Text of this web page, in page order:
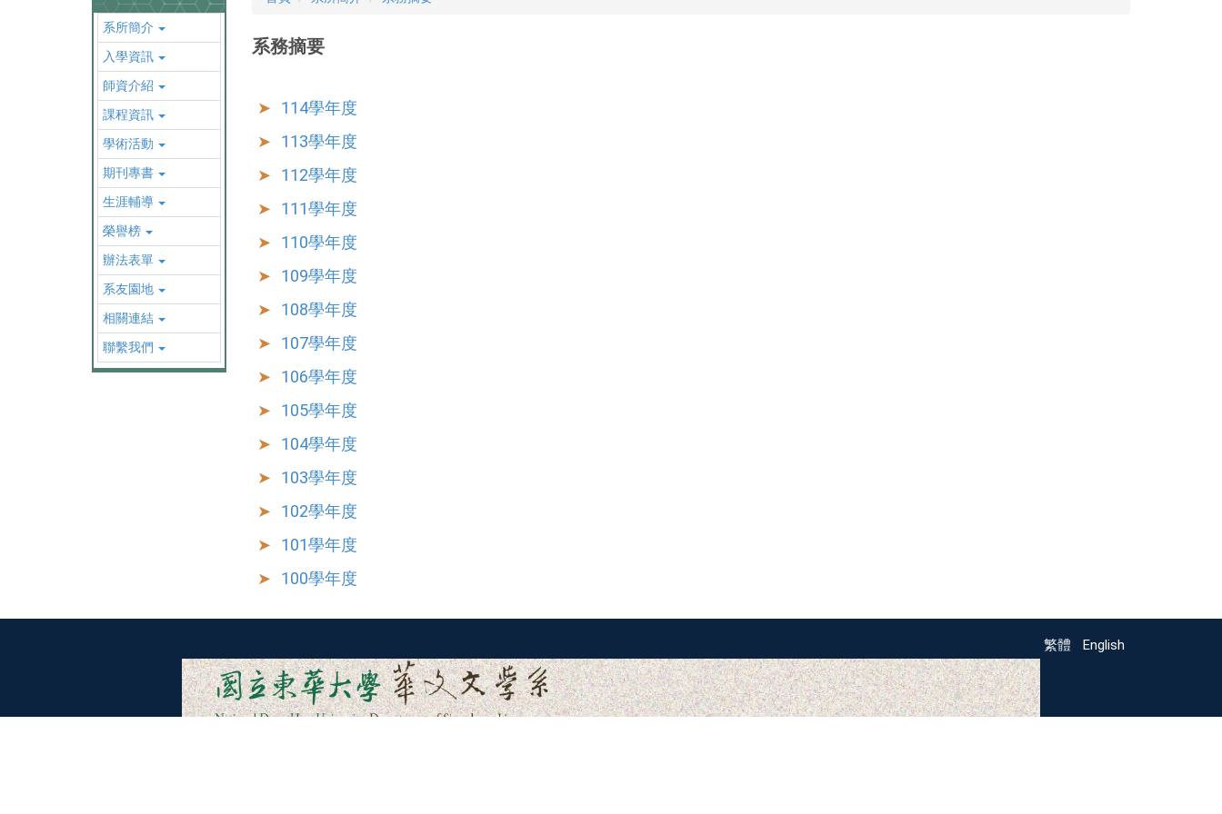
系所簡介
入學資訊
師資介紹
課程資訊
學術活動
期刊專書
生涯輔導
榮譽榜
辦法表單
系友園地
相關連結
聯繫我們
系務摘要
114學年度
113學年度
112學年度
111學年度
110學年度
109學年度
108學年度
107學年度
106學年度
105學年度
104學年度
103學年度
102學年度
101學年度
100學年度
繁體 English